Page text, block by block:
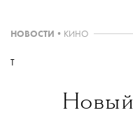
НОВОСТИ • КИНО
T